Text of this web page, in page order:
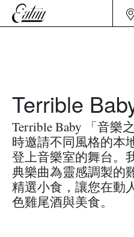
Terrible
Terrible Baby 「音樂
時邀請不同風格的本
登上音樂室的舞台。
典樂曲為靈感調製的
精選小食，讓您在動
色雞尾酒與美食。